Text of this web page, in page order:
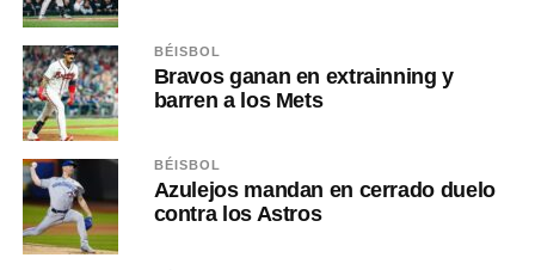
BÉISBOL
Bravos ganan en extrainning y
barren a los Mets
BÉISBOL
Azulejos mandan en cerrado duelo
contra los Astros